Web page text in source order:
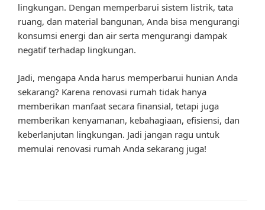
lingkungan. Dengan memperbarui sistem listrik, tata
ruang, dan material bangunan, Anda bisa mengurangi
konsumsi energi dan air serta mengurangi dampak
negatif terhadap lingkungan.
Jadi, mengapa Anda harus memperbarui hunian Anda
sekarang? Karena renovasi rumah tidak hanya
memberikan manfaat secara finansial, tetapi juga
memberikan kenyamanan, kebahagiaan, efisiensi, dan
keberlanjutan lingkungan. Jadi jangan ragu untuk
memulai renovasi rumah Anda sekarang juga!